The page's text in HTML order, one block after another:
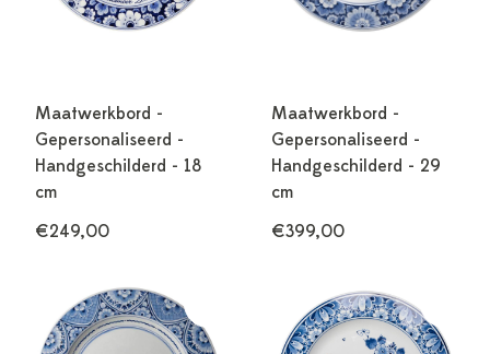
Maatwerkbord -
Gepersonaliseerd -
Handgeschilderd - 18
cm
€249,00
Maatwerkbord -
Gepersonaliseerd -
Handgeschilderd - 29
cm
€399,00